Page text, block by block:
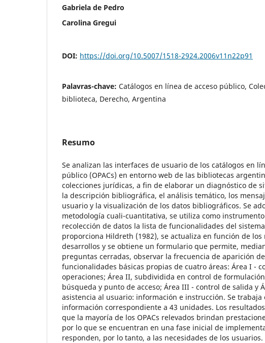
Gabriela de Pedro
Carolina Gregui
DOI: https://doi.org/10.5007/1518-2924.2006v11n22p91
Palavras-chave: Catálogos en línea de acceso público,
biblioteca, Derecho, Argentina
Resumo
Se analizan las interfaces de usuario de los catálogos en
público (OPACs) en entorno web de las bibliotecas
colecciones jurídicas, a fin de elaborar un diagnóstico de
la descripción bibliográfica, el análisis temático, los
usuario y la visualización de los datos bibliográficos. Se
metodología cuali-cuantitativa, se utiliza como
recolección de datos la lista de funcionalidades del
proporciona Hildreth (1982), se actualiza en función de los
desarrollos y se obtiene un formulario que permite,
preguntas cerradas, observar la frecuencia de aparición
funcionalidades básicas propias de cuatro áreas: Área I -
operaciones; Área II, subdividida en control de
búsqueda y punto de acceso; Área III - control de salida y
asistencia al usuario: información e instrucción. Se trabaja
información correspondiente a 43 unidades. Los
que la mayoría de los OPACs relevados brindan
por lo que se encuentran en una fase inicial de
responden, por lo tanto, a las necesidades de los usuarios.